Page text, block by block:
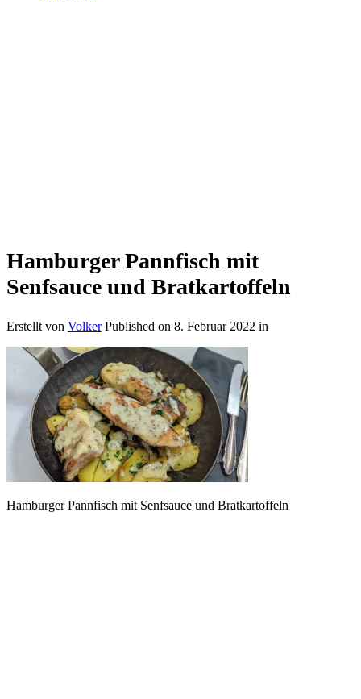
Hamburger Pannfisch mit
Senfsauce und Bratkartoffeln
Erstellt von Volker Published on 8. Februar 2022 in
Hamburger Pannfisch mit Senfsauce und Bratkartoffeln